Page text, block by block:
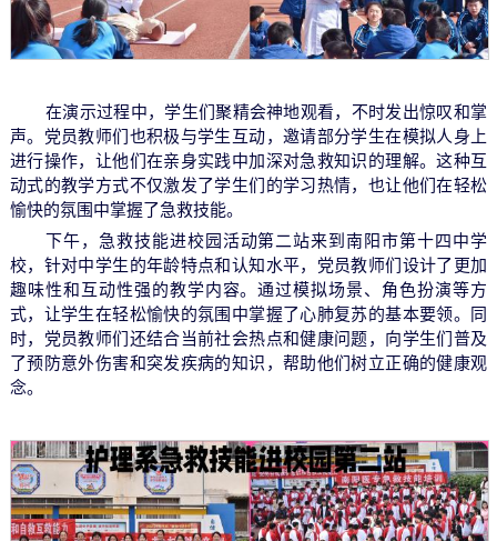
在演示过程中，学生们聚精会神地观看，不时发出惊叹和掌
声。党员教师们也积极与学生互动，邀请部分学生在模拟人身上
进行操作，让他们在亲身实践中加深对急救知识的理解。这种互
动式的教学方式不仅激发了学生们的学习热情，也让他们在轻松
愉快的氛围中掌握了急救技能。
下午，急救技能进校园活动第二站来到南阳市第十四中学
校，针对中学生的年龄特点和认知水平，党员教师们设计了更加
趣味性和互动性强的教学内容。通过模拟场景、角色扮演等方
式，让学生在轻松愉快的氛围中掌握了心肺复苏的基本要领。同
时，党员教师们还结合当前社会热点和健康问题，向学生们普及
了预防意外伤害和突发疾病的知识，帮助他们树立正确的健康观
念。